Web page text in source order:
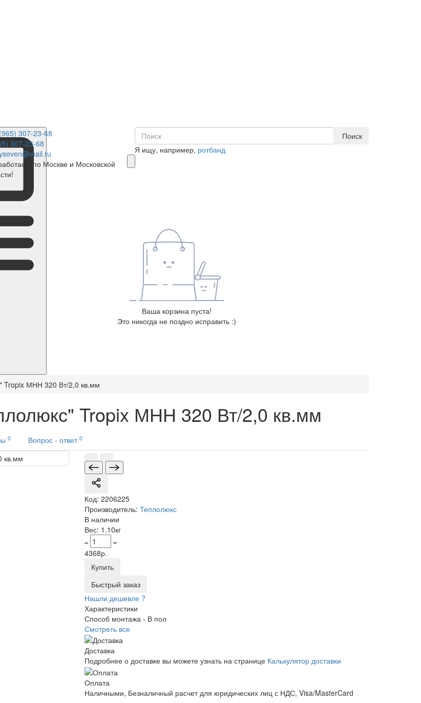
307-23-68
по Москве и Московской
Поиск
Я ищу, например, ротбанд
Ваша корзина пуста!
Это никогда не поздно исправить :)
Tropix МНН 320 Вт/2,0 кв.мм
Tropix МНН 320 Вт/2,0 кв.мм
0 Вопрос - ответ 0
Код: 2206225
Производитель: Теплолюкс
В наличии
Вес: 1.10кг
4368р.
Купить
Быстрый заказ
Нашли дешевле ?
Характеристики
Способ монтажа - В пол
Смотреть все
Доставка
Подробнее о доставке вы можете узнать на странице Калькулятор доставки
Оплата
Наличными, Безналичный расчет для юридических лиц с НДС, Visa/MasterCard